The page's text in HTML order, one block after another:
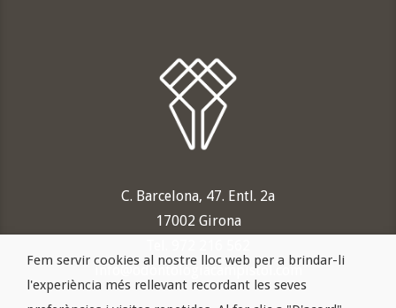
C. Barcelona, 47. Entl. 2a
17002 Girona
info@odontologiacampistol.com
Fem servir cookies al nostre lloc web per a brindar-li
l'experiència més rellevant recordant les seves